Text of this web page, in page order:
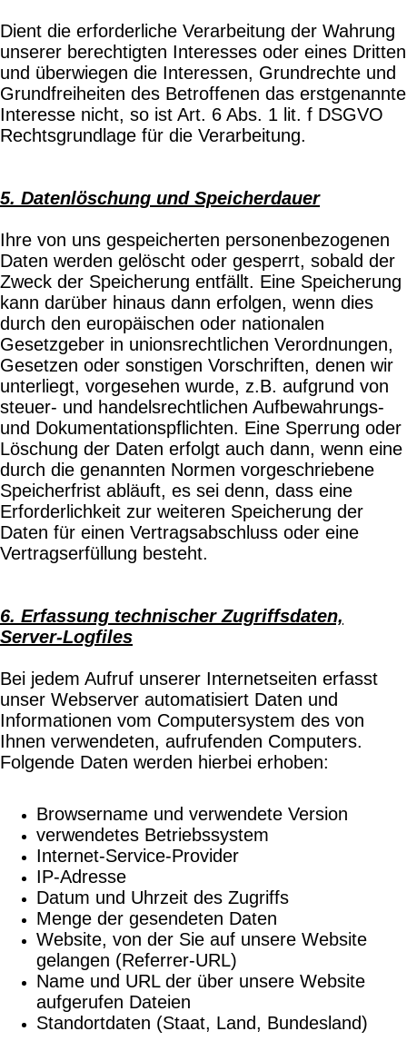
Dient die erforderliche Verarbeitung der Wahrung
unserer berechtigten Interesses oder eines Dritten
und überwiegen die Interessen, Grundrechte und
Grundfreiheiten des Betroffenen das erstgenannte
Interesse nicht, so ist Art. 6 Abs. 1 lit. f DSGVO
Rechtsgrundlage für die Verarbeitung.
5. Datenlöschung und Speicherdauer
Ihre von uns gespeicherten personenbezogenen
Daten werden gelöscht oder gesperrt, sobald der
Zweck der Speicherung entfällt. Eine Speicherung
kann darüber hinaus dann erfolgen, wenn dies
durch den europäischen oder nationalen
Gesetzgeber in unionsrechtlichen Verordnungen,
Gesetzen oder sonstigen Vorschriften, denen wir
unterliegt, vorgesehen wurde, z.B. aufgrund von
steuer- und handelsrechtlichen Aufbewahrungs-
und Dokumentationspflichten. Eine Sperrung oder
Löschung der Daten erfolgt auch dann, wenn eine
durch die genannten Normen vorgeschriebene
Speicherfrist abläuft, es sei denn, dass eine
Erforderlichkeit zur weiteren Speicherung der
Daten für einen Vertragsabschluss oder eine
Vertragserfüllung besteht.
6. Erfassung technischer Zugriffsdaten,
Server-Logfiles
Bei jedem Aufruf unserer Internetseiten erfasst
unser Webserver automatisiert Daten und
Informationen vom Computersystem des von
Ihnen verwendeten, aufrufenden Computers.
Folgende Daten werden hierbei erhoben:
Browsername und verwendete Version
verwendetes Betriebssystem
Internet-Service-Provider
IP-Adresse
Datum und Uhrzeit des Zugriffs
Menge der gesendeten Daten
Website, von der Sie auf unsere Website
gelangen (Referrer-URL)
Name und URL der über unsere Website
aufgerufen Dateien
Standortdaten (Staat, Land, Bundesland)